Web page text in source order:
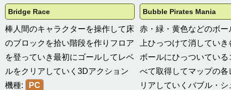
Bridge Race
棒人間のキャラクターを操作して床
のブロックを拾い階段を作りフロア
を登っていき最初にゴールしてレベ
ルをクリアしていく3Dアクション
機種:
PC
Bubble Pirates Mania
赤・緑・黄色などのボー
上ひっつけて消してい
ボールにひっついている
べて取得してマップの各
リアしていくバブル・シ